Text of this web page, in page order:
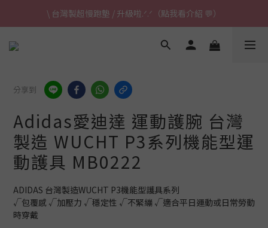
\ 台灣製超慢跑墊 / 升級啦.ᐟ.ᐟ（點我看介紹 💬）
分享到
Adidas愛迪達 運動護腕 台灣
製造 WUCHT P3系列機能型運
動護具 MB0222
ADIDAS 台灣製造WUCHT P3機能型護具系列
√包覆感 √加壓力 √穩定性 √不緊繃 √適合平日運動或日常勞動
時穿戴